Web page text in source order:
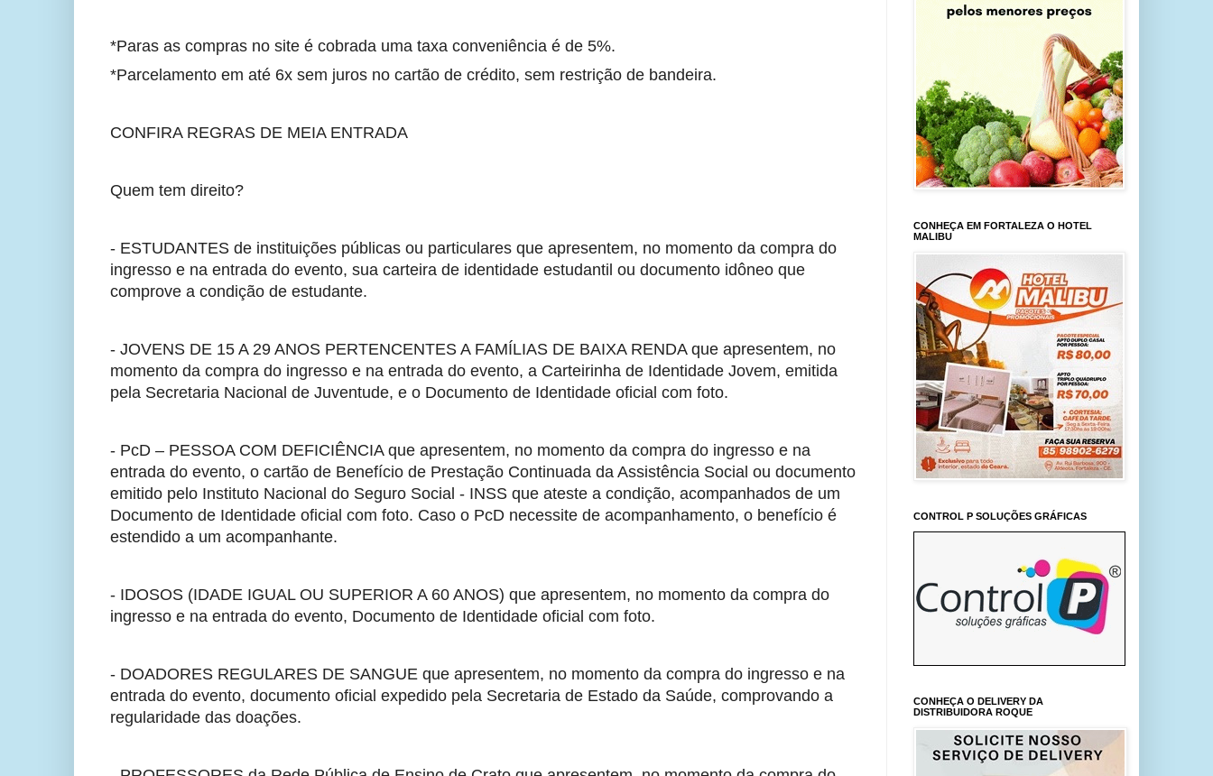
*Paras as compras no site é cobrada uma taxa conveniência é de 5%.
*Parcelamento em até 6x sem juros no cartão de crédito, sem restrição de bandeira.
CONFIRA REGRAS DE MEIA ENTRADA
Quem tem direito?
- ESTUDANTES de instituições públicas ou particulares que apresentem, no momento da compra do
ingresso e na entrada do evento, sua carteira de identidade estudantil ou documento idôneo que
comprove a condição de estudante.
- JOVENS DE 15 A 29 ANOS PERTENCENTES A FAMÍLIAS DE BAIXA RENDA que apresentem, no
momento da compra do ingresso e na entrada do evento, a Carteirinha de Identidade Jovem, emitida
pela Secretaria Nacional de Juventude, e o Documento de Identidade oficial com foto.
- PcD – PESSOA COM DEFICIÊNCIA que apresentem, no momento da compra do ingresso e na
entrada do evento, o cartão de Benefício de Prestação Continuada da Assistência Social ou documento
emitido pelo Instituto Nacional do Seguro Social - INSS que ateste a condição, acompanhados de um
Documento de Identidade oficial com foto. Caso o PcD necessite de acompanhamento, o benefício é
estendido a um acompanhante.
- IDOSOS (IDADE IGUAL OU SUPERIOR A 60 ANOS) que apresentem, no momento da compra do
ingresso e na entrada do evento, Documento de Identidade oficial com foto.
- DOADORES REGULARES DE SANGUE que apresentem, no momento da compra do ingresso e na
entrada do evento, documento oficial expedido pela Secretaria de Estado da Saúde, comprovando a
regularidade das doações.
CONHEÇA EM FORTALEZA O HOTEL
MALIBU
CONTROL P SOLUÇÕES GRÁFICAS
CONHEÇA O DELIVERY DA
DISTRIBUIDORA ROQUE